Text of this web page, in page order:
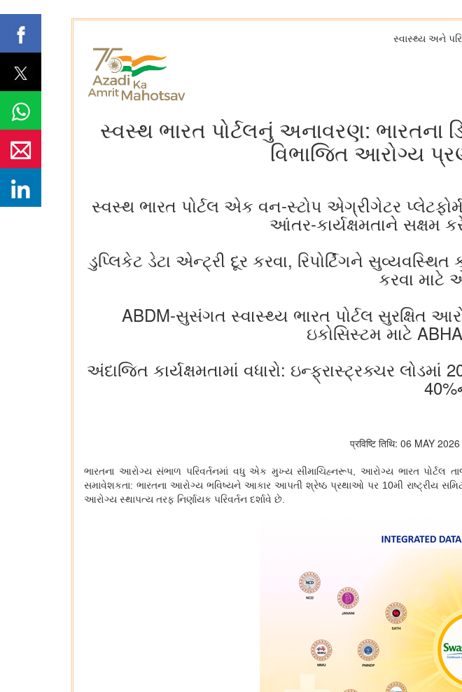
સ્વાસ્થ્ય અને
સ્વસ્થ ભારત પોર્ટલનું અનાવરણ: ભારતના
વિભાજિત આરોગ્ય
સ્વસ્થ ભારત પોર્ટલ એક વન-સ્ટોપ એગ્રીગેટર
આંતર-કાર્યક્ષમતાને સક્ષમ
ડુપ્લિકેટ ડેટા એન્ટ્રી દૂર કરવા, રિપોર્ટિંગને
કરવા માટે
ABDM-સુસંગત સ્વાસ્થ્ય ભારત પોર્ટલ સુરક્ષિત
ઇકોસિસ્ટમ માટે
અંદાજિત કાર્યક્ષમતામાં વધારો: ઇન્ફ્રાસ્ટ્રક્ચર
प्रविष्टि तिथि: 06 MAY
ભારતના આરોગ્ય સંભાળ પરિવર્તનમાં વધુ એક મુખ્ય સીમાચિહ્નરૂપ, આરોગ્ય ભારત પોર્ટલ
સમાવેશકતા: ભારતના આરોગ્ય ભવિષ્યને આકાર આપતી શ્રેષ્ઠ પ્રથાઓ પર 10મી રાષ્ટ્રીય
આરોગ્ય સ્થાપત્ય તરફ નિર્ણાયક પરિવર્તન દર્શાવે છે.